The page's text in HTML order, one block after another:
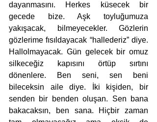
dayanmasını. Herkes küsecek bir
gecede bize. Aşk toyluğumuza
yakışacak, bilmeyecekler. Gözlerin
gözlerime fısıldayacak “hallederiz” diye.
Hallolmayacak. Gün gelecek bir omuz
silkeceğiz kapısını örtüp sırtını
dönenlere. Ben seni, sen beni
bileceksin aile diye. İki kişiden, bir
senden bir benden oluşan. Sen bana
bakacaksın, ben sana. Hiçbir zaman